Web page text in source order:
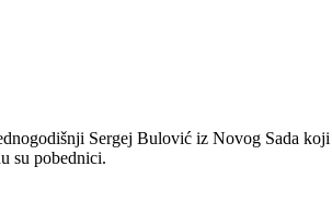
Sergej Bulović iz Novog Sada
su pobednici.